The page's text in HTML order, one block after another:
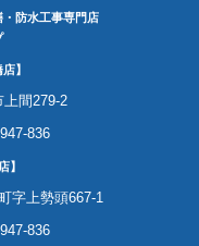
防水工事専門店
】
上間279-2
836
】
字上勢頭667-1
836